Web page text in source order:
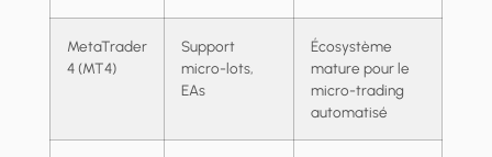
MetaTrader
4 (MT4)
Support
micro-lots,
EAs
Écosystème
mature pour le
micro-trading
automatisé